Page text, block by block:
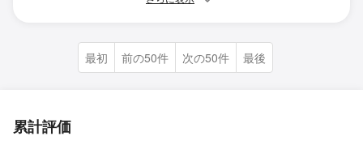
最初 前の50件 次の50件 最後
累計評価